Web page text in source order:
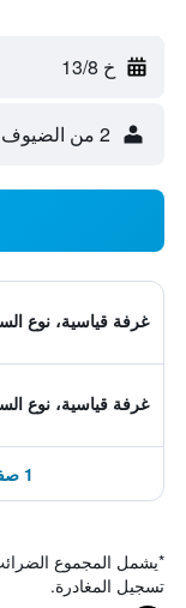
خ 13/8
2 من الضيوف، غرفة واحدة
غرفة قياسية، نوع
غرفة قياسية، نوع
1 صفقة إضافية ابتداءً من 186 ﷼
*يشمل المجموع
تسجيل المغادرة.